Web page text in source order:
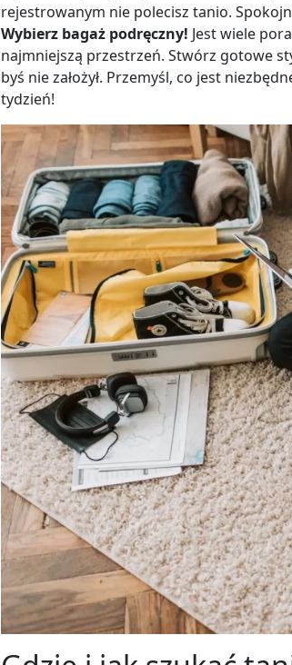
rejestrowanym nie polecisz tanio.
Wybierz bagaż podręczny! Jest wiele
najmniejszą przestrzeń. Stwórz gotowe
byś nie założył. Przemyśl, co jest
tydzień!